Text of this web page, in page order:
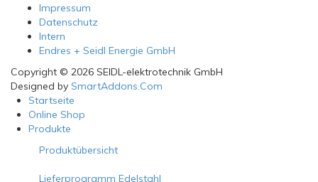
Impressum
Datenschutz
Intern
Endres + Seidl Energie GmbH
Copyright © 2026 SEIDL-elektrotechnik GmbH
Designed by SmartAddons.Com
Startseite
Online Shop
Produkte
Produktübersicht
Lieferprogramm Edelstahl